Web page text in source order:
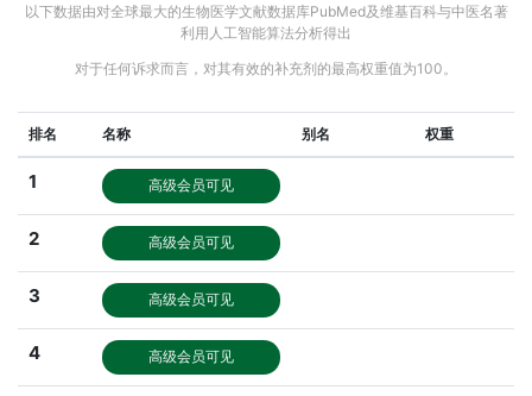
以下数据由对全球最大的生物医学文献数据库PubMed及维基百科与中医名著
利用人工智能算法分析得出
对于任何诉求而言，对其有效的补充剂的最高权重值为100。
排名 名称 别名 权重
1 高级会员可见
2 高级会员可见
3 高级会员可见
4 高级会员可见